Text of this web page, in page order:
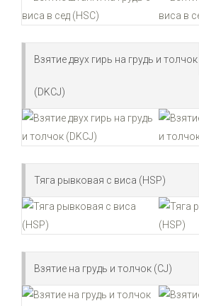
Взятие двух гирь на грудь и толчок
(DKCJ)
Тяга рывковая с виса (HSP)
Взятие на грудь и толчок (CJ)